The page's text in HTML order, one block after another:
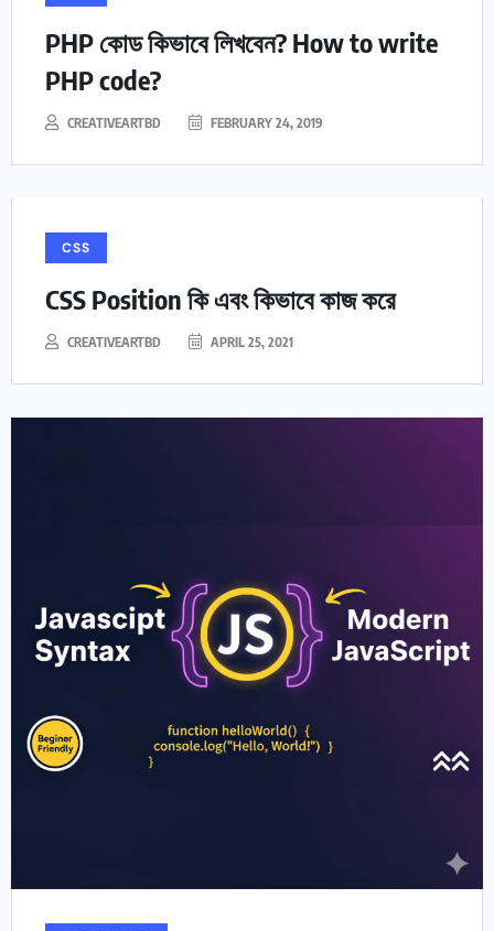
PHP কোড কিভাবে লিখবেন? How to write
PHP code?
CREATIVEARTBD FEBRUARY 24, 2019
CSS
CSS Position কি এবং কিভাবে কাজ করে
CREATIVEARTBD APRIL 25, 2021